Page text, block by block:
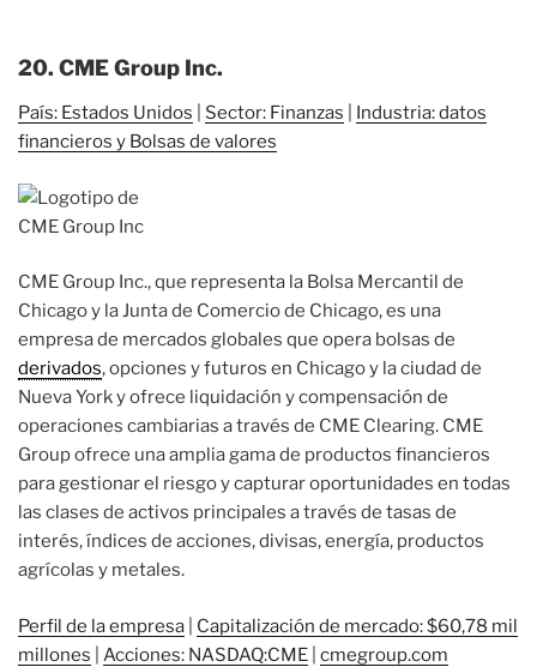
20. CME Group Inc.
País: Estados Unidos Sector: Finanzas
Industria: datos
financieros y Bolsas de valores
CME Group Inc., que representa la Bolsa Mercantil de
Chicago y la Junta de Comercio de Chicago, es una
empresa de mercados globales que opera bolsas de
derivados, opciones y futuros en Chicago y la ciudad de
Nueva York y ofrece liquidación y compensación de
operaciones cambiarias a través de CME Clearing. CME
Group ofrece una amplia gama de productos financieros
para gestionar el riesgo y capturar oportunidades en todas
las clases de activos principales a través de tasas de
interés, índices de acciones, divisas, energía, productos
agrícolas y metales.
Perfil de la empresa
Capitalización de mercado: $60,78 mil
millones
Acciones: NASDAQ:CME cmegroup.com